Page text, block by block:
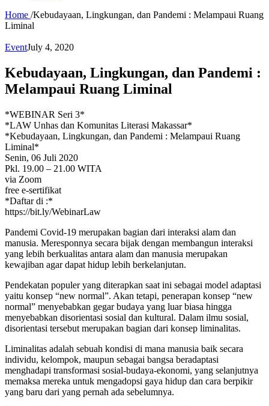
Home /Kebudayaan, Lingkungan, dan Pandemi : Melampaui Ruang
Liminal
EventJuly 4, 2020
Kebudayaan, Lingkungan, dan Pandemi :
Melampaui Ruang Liminal
*WEBINAR Seri 3*
*LAW Unhas dan Komunitas Literasi Makassar*
*Kebudayaan, Lingkungan, dan Pandemi : Melampaui Ruang
Liminal*
Senin, 06 Juli 2020
Pkl. 19.00 – 21.00 WITA
via Zoom
free e-sertifikat
*Daftar di :*
https://bit.ly/WebinarLaw
Pandemi Covid-19 merupakan bagian dari interaksi alam dan
manusia. Meresponnya secara bijak dengan membangun interaksi
yang lebih berkualitas antara alam dan manusia merupakan
kewajiban agar dapat hidup lebih berkelanjutan.
Pendekatan populer yang diterapkan saat ini sebagai model adaptasi
yaitu konsep “new normal”. Akan tetapi, penerapan konsep “new
normal” menyebabkan gegar budaya yang luar biasa hingga
menyebabkan disorientasi sosial dan kultural. Dalam ilmu sosial,
disorientasi tersebut merupakan bagian dari konsep liminalitas.
Liminalitas adalah sebuah kondisi di mana manusia baik secara
individu, kelompok, maupun sebagai bangsa beradaptasi
menghadapi transformasi sosial-budaya-ekonomi, yang selanjutnya
memaksa mereka untuk mengadopsi gaya hidup dan cara berpikir
yang baru dari yang pernah ada sebelumnya.